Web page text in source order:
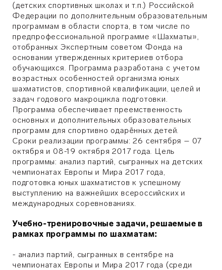
(детских спортивных школах и т.п.) Российской
Федерации по дополнительным образовательным
программам в области спорта, в том числе по
предпрофессиональной программе «Шахматы»,
отобранных Экспертным советом Фонда на
основании утвержденных критериев отбора
обучающихся. Программа разработана с учетом
возрастных особенностей организма юных
шахматистов, спортивной квалификации, целей и
задач годового макроцикла подготовки.
Программа обеспечивает преемственность
основных и дополнительных образовательных
программ для спортивно одарённых детей.
Сроки реализации программы: 26 сентября – 07
октября и 08-19 октября 2017 года. Цель
программы: анализ партий, сыгранных на детских
чемпионатах Европы и Мира 2017 года,
подготовка юных шахматистов к успешному
выступлению на важнейших всероссийских и
международных соревнованиях.
Учебно-тренировочные задачи, решаемые в
рамках программы по шахматам:
- анализ партий, сыгранных в сентябре на
чемпионатах Европы и Мира 2017 года (среди